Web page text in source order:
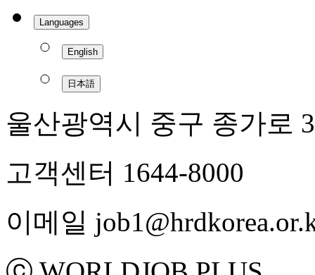
Languages
English
日本語
울산광역시 중구 종가로
고객센터 1644-8000
이메일